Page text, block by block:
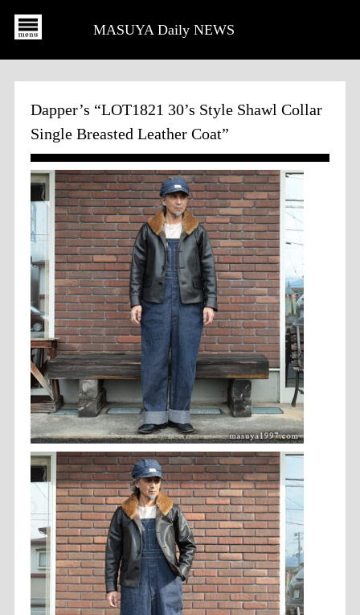
MASUYA Daily NEWS
Dapper’s “LOT1821 30’s Style Shawl Collar
Single Breasted Leather Coat”